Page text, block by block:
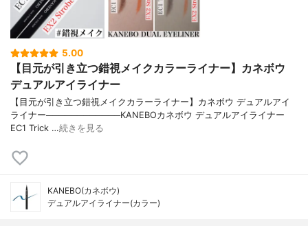
5.00
【目元が引き立つ錯視メイクカラーライナー】カネボウ
デュアルアイライナー
【目元が引き立つ錯視メイクカラーライナー】カネボウ デュアルアイ
ライナー────────────KANEBOカネボウ デュアルアイライナー
EC1 Trick …続きを見る
KANEBO(カネボウ)
デュアルアイライナー(カラー)